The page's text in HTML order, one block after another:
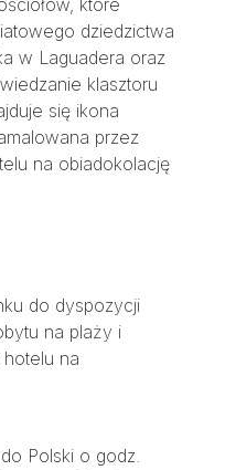
które
dziedzictwa
w Laguadera oraz
klasztoru
się ikona
przez
na obiadokolację
do dyspozycji
na plaży i
na
Polski o godz.